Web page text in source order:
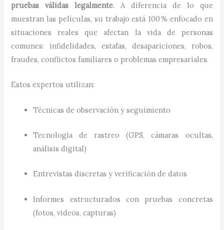
pruebas válidas legalmente. A diferencia de lo que
muestran las películas, su trabajo está 100 % enfocado en
situaciones reales que afectan la vida de personas
comunes: infidelidades, estafas, desapariciones, robos,
fraudes, conflictos familiares o problemas empresariales.
Estos expertos utilizan:
Técnicas de observación y seguimiento
Tecnología de rastreo (GPS, cámaras ocultas,
análisis digital)
Entrevistas discretas y verificación de datos
Informes estructurados con pruebas concretas
(fotos, videos, capturas)